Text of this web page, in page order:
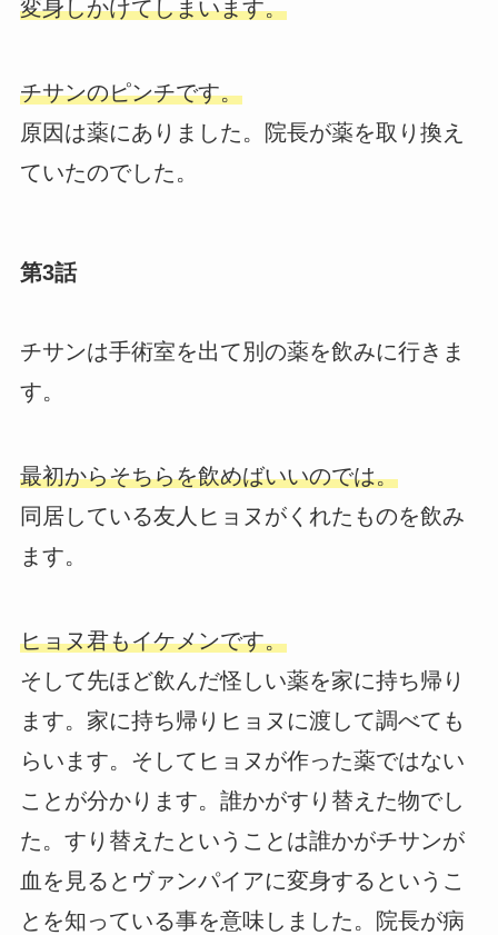
変身しかけてしまいます。
チサンのピンチです。
原因は薬にありました。院長が薬を取り換え
ていたのでした。
第3話
チサンは手術室を出て別の薬を飲みに行きま
す。
最初からそちらを飲めばいいのでは。
同居している友人ヒョヌがくれたものを飲み
ます。
ヒョヌ君もイケメンです。
そして先ほど飲んだ怪しい薬を家に持ち帰り
ます。家に持ち帰りヒョヌに渡して調べても
らいます。そしてヒョヌが作った薬ではない
ことが分かります。誰かがすり替えた物でし
た。すり替えたということは誰かがチサンが
血を見るとヴァンパイアに変身するというこ
とを知っている事を意味しました。院長が病